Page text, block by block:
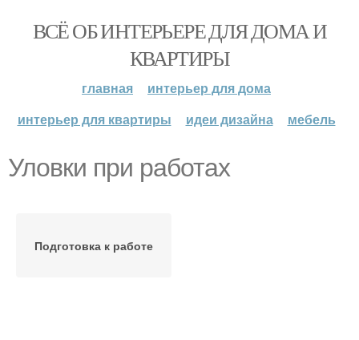
ВСЁ ОБ ИНТЕРЬЕРЕ ДЛЯ ДОМА И
КВАРТИРЫ
главная
интерьер для дома
интерьер для квартиры
идеи дизайна мебель
Уловки при работах
Подготовка к работе